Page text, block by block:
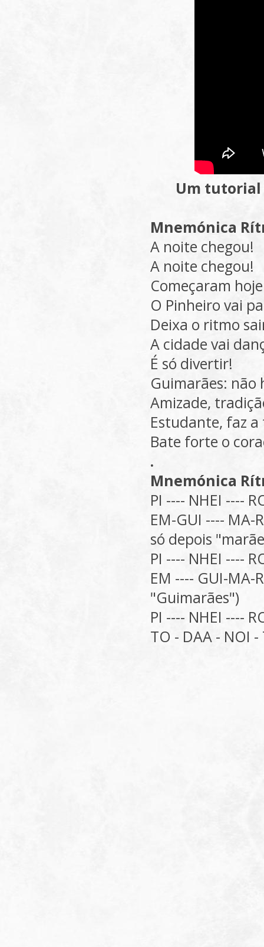
Um tutorial
Mnemónica
A noite chegou!
A noite chegou!
Começaram
O Pinheiro vai
Deixa o ritmo
A cidade vai
É só divertir!
Guimarães: não
Amizade,
Estudante, faz
Bate forte o
.
Mnemónica
PI ---- NHEI ----
EM-GUI ---- MA-
só depois
PI ---- NHEI ----
EM ---- GUI-MA-
"Guimarães")
PI ---- NHEI ----
TO - DAA - NOI -